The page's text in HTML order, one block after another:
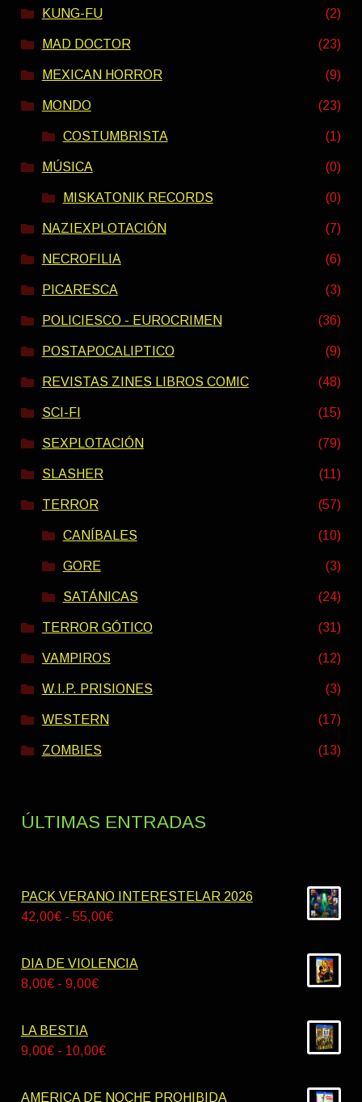
KUNG-FU (2)
MAD DOCTOR (23)
MEXICAN HORROR (9)
MONDO (23)
COSTUMBRISTA (1)
MÚSICA (0)
MISKATONIK RECORDS (0)
NAZIEXPLOTACIÓN (7)
NECROFILIA (6)
PICARESCA (3)
POLICIESCO - EUROCRIMEN (36)
POSTAPOCALIPTICO (9)
REVISTAS ZINES LIBROS COMIC (48)
SCI-FI (15)
SEXPLOTACIÓN (79)
SLASHER (11)
TERROR (57)
CANÍBALES (10)
GORE (3)
SATÁNICAS (24)
TERROR GÓTICO (31)
VAMPIROS (12)
W.I.P. PRISIONES (3)
WESTERN (17)
ZOMBIES (13)
ÚLTIMAS ENTRADAS
PACK VERANO INTERESTELAR 2026
42,00€ - 55,00€Rango
precios:
DIA DE VIOLENCIA
8,00€ - 9,00€Rango
desde
LA BESTIA
9,00€ - 10,00€Rango
precios:
AMERICA DE NOCHE PROHIBIDA